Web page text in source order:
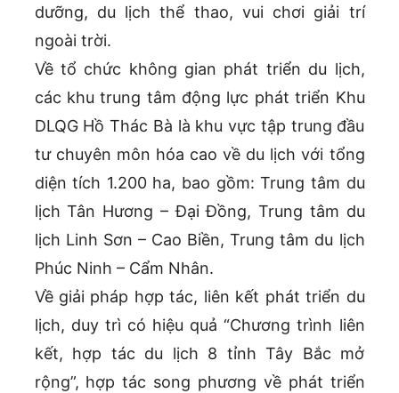
dưỡng, du lịch thể thao, vui chơi giải trí
ngoài trời.
Về tổ chức không gian phát triển du lịch,
các khu trung tâm động lực phát triển Khu
DLQG Hồ Thác Bà là khu vực tập trung đầu
tư chuyên môn hóa cao về du lịch với tổng
diện tích 1.200 ha, bao gồm: Trung tâm du
lịch Tân Hương – Đại Đồng, Trung tâm du
lịch Linh Sơn – Cao Biền, Trung tâm du lịch
Phúc Ninh – Cẩm Nhân.
Về giải pháp hợp tác, liên kết phát triển du
lịch, duy trì có hiệu quả “Chương trình liên
kết, hợp tác du lịch 8 tỉnh Tây Bắc mở
rộng”, hợp tác song phương về phát triển